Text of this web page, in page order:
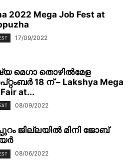
2022 Mega Job Fest at
17/09/2022
മെഗാ തൊഴില്‍മേള
18 ന് – Lakshya Mega
at...
08/09/2022
ജില്ലയിൽ മിനി ജോബ്
08/06/2022